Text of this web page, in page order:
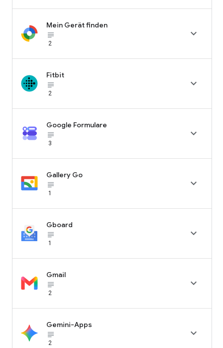
Mein Gerät finden
subject_black
2

Fitbit
subject_black
2

Google Formulare
subject_black
3

Gallery Go
subject_black
1

Gboard
subject_black
1

Gmail
subject_black
2

Gemini-Apps
subject_black
2
